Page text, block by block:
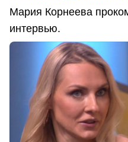
Мария Корнеева
интервью.